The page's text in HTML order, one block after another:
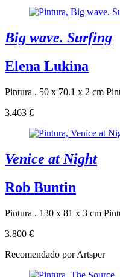
Big wave. Surfing
Elena Lukina
Pintura . 50 x 70.1 x 2 cm
3.463 €
Venice at Night
Rob Buntin
Pintura . 130 x 81 x 3 cm
3.800 €
Recomendado por Artsper